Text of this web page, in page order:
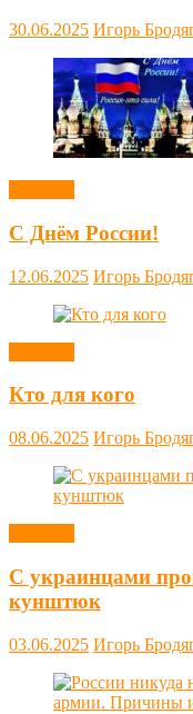
30.06.2025 Игорь
С Днём России!
12.06.2025 Игорь
Кто для кого
08.06.2025 Игорь
С украинцами
кунштюк
03.06.2025 Игорь